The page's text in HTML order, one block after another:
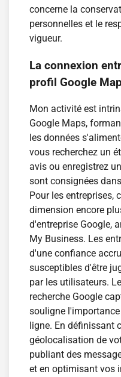
concerne la
personnelles et le
vigueur.
La connexion
profil Google
Mon activité est
Google Maps,
les données
vous recherchez un
avis ou enregistrez
sont consignées
Pour les entreprises,
dimension encore
d'entreprise Google,
My Business. Les
d'une confiance
susceptibles d'être
par les utilisateurs.
recherche Google
souligne
ligne. En définissant
géolocalisation de
publiant des
et en optimisant vos